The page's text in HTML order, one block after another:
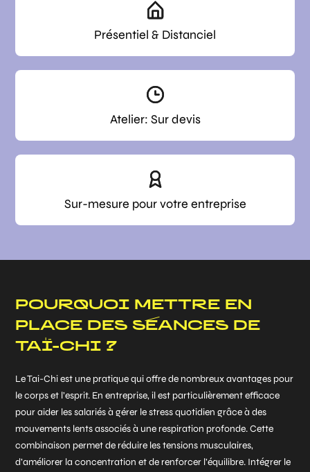
Présentiel & Distanciel
Atelier: Sur devis
Sur-mesure pour votre entreprise
POURQUOI METTRE EN
PLACE DES SÉANCES DE
TAÏ-CHI ?
Le Tai-Chi est une pratique qui offre de nombreux avantages pour
le corps et l’esprit. En entreprise, il est particulièrement efficace
pour aider les salariés à gérer le stress quotidien grâce à des
mouvements lents associés à une respiration profonde. Cette
combinaison permet de réduire les tensions musculaires,
d’améliorer la concentration et de renforcer l’équilibre. Intégrer le